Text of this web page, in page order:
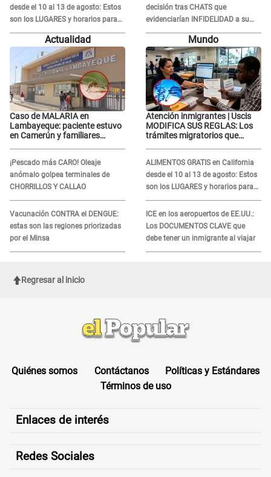
desde el 10 al 13 de agosto: Estos
son los LUGARES y horarios para
recibir la ayuda
decisión tras CHATS que
evidenciarían INFIDELIDAD a su
novio con animador de 'La Bella
Luz': "Un día..."
Actualidad
Caso de MALARIA en
Lambayeque: paciente estuvo
en Camerún y familiares
¡Pescado más CARO! Oleaje
anómalo golpea terminales de
CHORRILLOS Y CALLAO
Vacunación CONTRA el DENGUE:
estas son las regiones priorizadas
por el Minsa
Mundo
Atención inmigrantes | Uscis
MODIFICA SUS REGLAS: Los
trámites migratorios que
ALIMENTOS GRATIS en California
desde el 10 al 13 de agosto: Estos
son los LUGARES y horarios para
recibir la ayuda
ICE en los aeropuertos de EE.UU.:
Los DOCUMENTOS CLAVE que
debe tener un inmigrante al viajar
Regresar al inicio
Quiénes somos Contáctanos
Políticas y Estándares
Términos de uso
Enlaces de interés
Redes Sociales